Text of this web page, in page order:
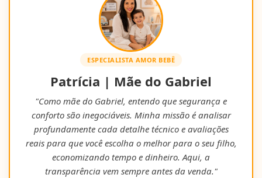
ESPECIALISTA AMOR BEBÊ
Patrícia | Mãe do Gabriel
"Como mãe do Gabriel, entendo que segurança e
conforto são inegociáveis. Minha missão é analisar
profundamente cada detalhe técnico e avaliações
reais para que você escolha o melhor para o seu filho,
economizando tempo e dinheiro. Aqui, a
transparência vem sempre antes da venda."